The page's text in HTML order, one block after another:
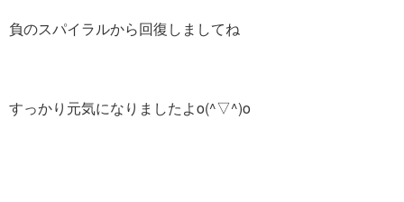
負のスパイラルから回復しましてね
すっかり元気になりましたよo(^▽^)o